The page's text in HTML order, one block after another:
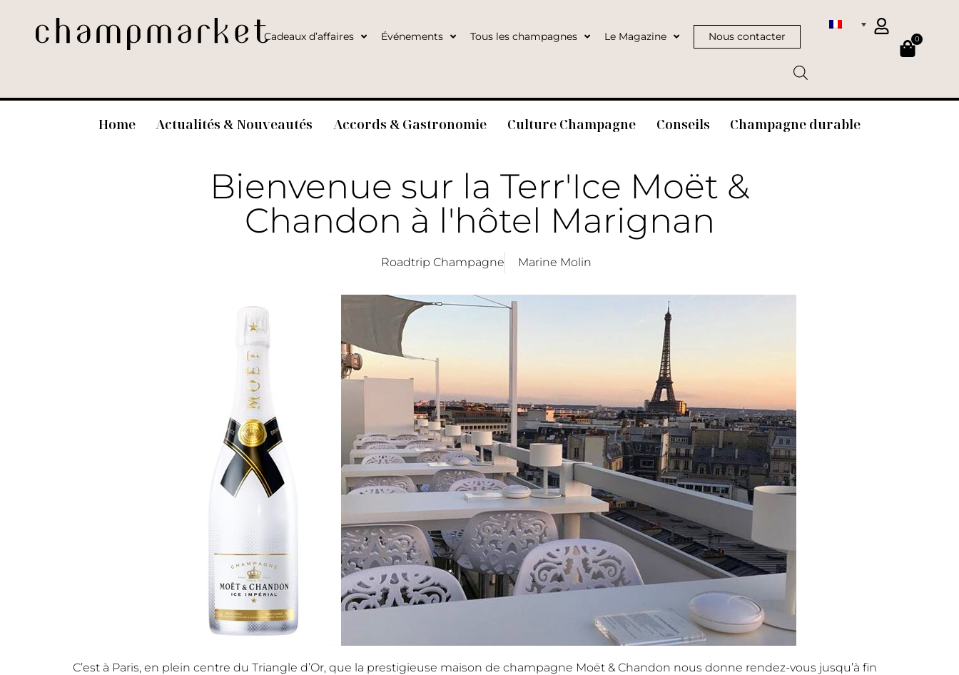
Cadeaux d’affaires Événements Tous les champagnes Le Magazine Nous contacter 0
Home Actualités & Nouveautés Accords & Gastronomie Culture Champagne Conseils Champagne durable
Bienvenue sur la Terr'Ice Moët &
Chandon à l'hôtel Marignan
Roadtrip Champagne Marine Molin
C’est à Paris, en plein centre du Triangle d’Or, que la prestigieuse maison de champagne Moët & Chandon nous donne rendez-vous jusqu’à fin